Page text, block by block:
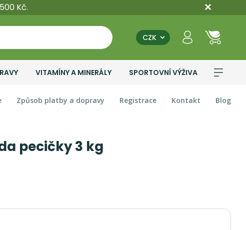
Kč.
CZK
VITAMÍNY A MINERÁLY SPORTOVNÍ VÝŽIVA
Způsob platby a dopravy Registrace Kontakt Blog
pecičky 3 kg